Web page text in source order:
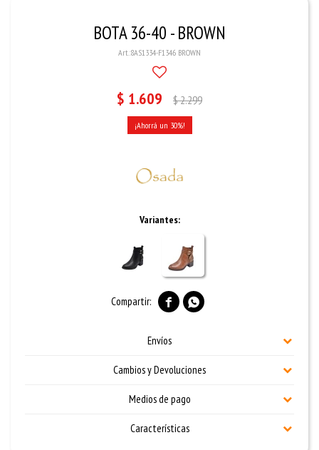
BOTA 36-40 - BROWN
8AS1334-F1346 BROWN
$ 1.609 $2.299
30
Variantes:
 
Envíos
Cambios y Devoluciones
Medios de pago
Características